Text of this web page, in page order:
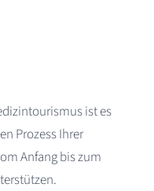
ist es
Prozess Ihrer
Anfang bis zum